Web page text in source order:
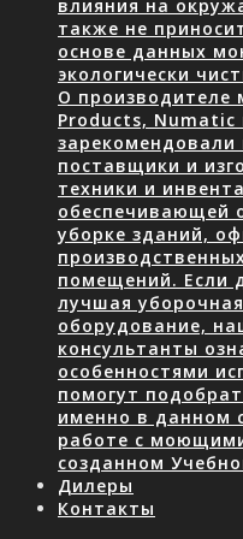
влияния на
также не
основе данных
экологически
О производителе
Products, Numatic
поставщики и
техники и
обеспечивающей
уборке зданий,
помещений. Если
лучшая
оборудование,
консультанты
особенностями
помогут
именно в данном
работе с
созданном
Дилеры
Контакты